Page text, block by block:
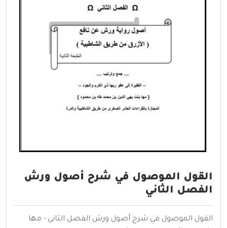
القول الموصول في شرح أصول ورش
الفصل الثاني
القول الموصول في شرح أصول ورش الفصل الثاني - مها